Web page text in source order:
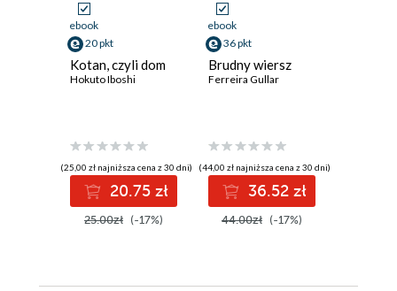
ebook
20 pkt
Kotan, czyli dom
Hokuto Iboshi
(25,00 zł najniższa cena z 30 dni)
20.75 zł
25.00zł (-17%)
ebook
36 pkt
Brudny wiersz
Ferreira Gullar
(44,00 zł najniższa cena z 30 dni)
36.52 zł
44.00zł (-17%)